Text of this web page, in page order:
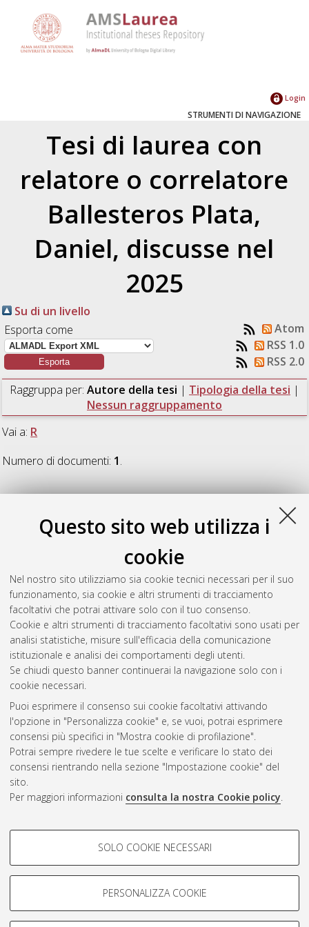
Questo sito web utilizza i
cookie
Nel nostro sito utilizziamo sia cookie tecnici necessari per il suo
funzionamento, sia cookie e altri strumenti di tracciamento
facoltativi che potrai attivare solo con il tuo consenso.
Cookie e altri strumenti di tracciamento facoltativi sono usati per
analisi statistiche, misure sull'efficacia della comunicazione
istituzionale e analisi dei comportamenti degli utenti.
Se chiudi questo banner continuerai la navigazione solo con i
cookie necessari.
Puoi esprimere il consenso sui cookie facoltativi attivando
l'opzione in "Personalizza cookie" e, se vuoi, potrai esprimere
consensi più specifici in "Mostra cookie di profilazione".
Potrai sempre rivedere le tue scelte e verificare lo stato dei
consensi rientrando nella sezione "Impostazione cookie" del
sito.
Per maggiori informazioni consulta la nostra Cookie policy.
COOKIE DI PROFILAZIONE -
Si tratta di cookie utilizzati per analizzare le caratteristiche della
navigazione degli utenti, creare profili in base al loro comportamento
Mostra cookie di profilazione
SOLO COOKIE NECESSARI
PERSONALIZZA COOKIE
Login
STRUMENTI DI NAVIGAZIONE
Tesi di laurea con
relatore o correlatore
Ballesteros Plata,
Daniel, discusse nel
2025
Su di un livello
Esporta come
Atom
RSS 1.0
RSS 2.0
Raggruppa per: Autore della tesi | Tipologia della tesi |
Nessun raggruppamento
Vai a: R
Numero di documenti: 1.
R
Roncaglia, Lorenzo
catalysts for CO₂-enabled oxidative dehydrogenation of
Bologna, Corso di Studio inLow carbon technologies and
sustainable chemistry [LM-DM270], Documento ad accesso
riservato.
Questa lista e' stata generata ilSat Aug 8 19:39:00 2026
CEST
Atom
Rss 1.0
Rss 2.0
AMS Laurea
Impostazioni Cookie
Informativa sulla privacy
Condizioni d’uso del sito